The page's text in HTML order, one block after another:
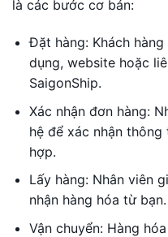
là các bước cơ bản:
Đặt hàng: Khách
dụng, website hoặc
SaigonShip.
Xác nhận đơn hàng:
hệ để xác nhận
hợp.
Lấy hàng: Nhân viên
nhận hàng hóa từ bạn.
Vận chuyển: Hàng